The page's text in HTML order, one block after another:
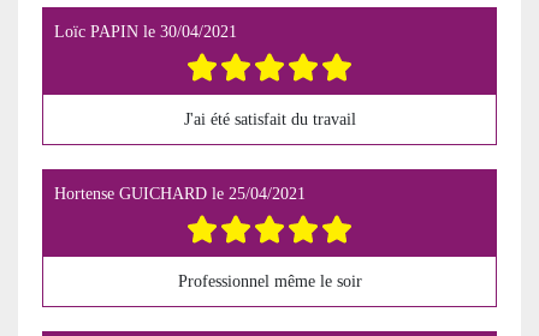
Loïc PAPIN le 30/04/2021
J'ai été satisfait du travail
Hortense GUICHARD le 25/04/2021
Professionnel même le soir